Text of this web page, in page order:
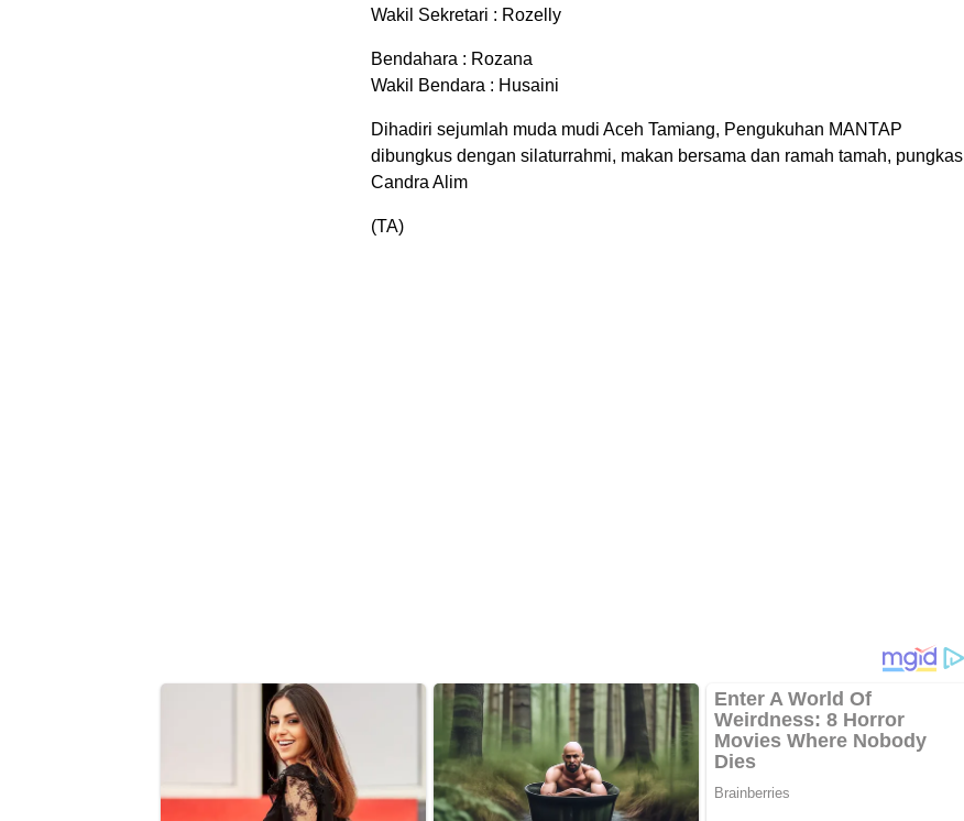
Wakil Sekretari : Rozelly
Bendahara : Rozana
Wakil Bendara : Husaini
Dihadiri sejumlah muda mudi Aceh Tamiang, Pengukuhan MANTAP
dibungkus dengan silaturrahmi, makan bersama dan ramah tamah, pungkas
Candra Alim
(TA)